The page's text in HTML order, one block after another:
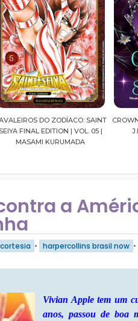
05 |
CROWN OF WAR AND SHADOW |
J.R.WARD #RESENHA
a
cortesia • harpercollins brasil now •
Vivian Apple tem um
anos, passou de boa